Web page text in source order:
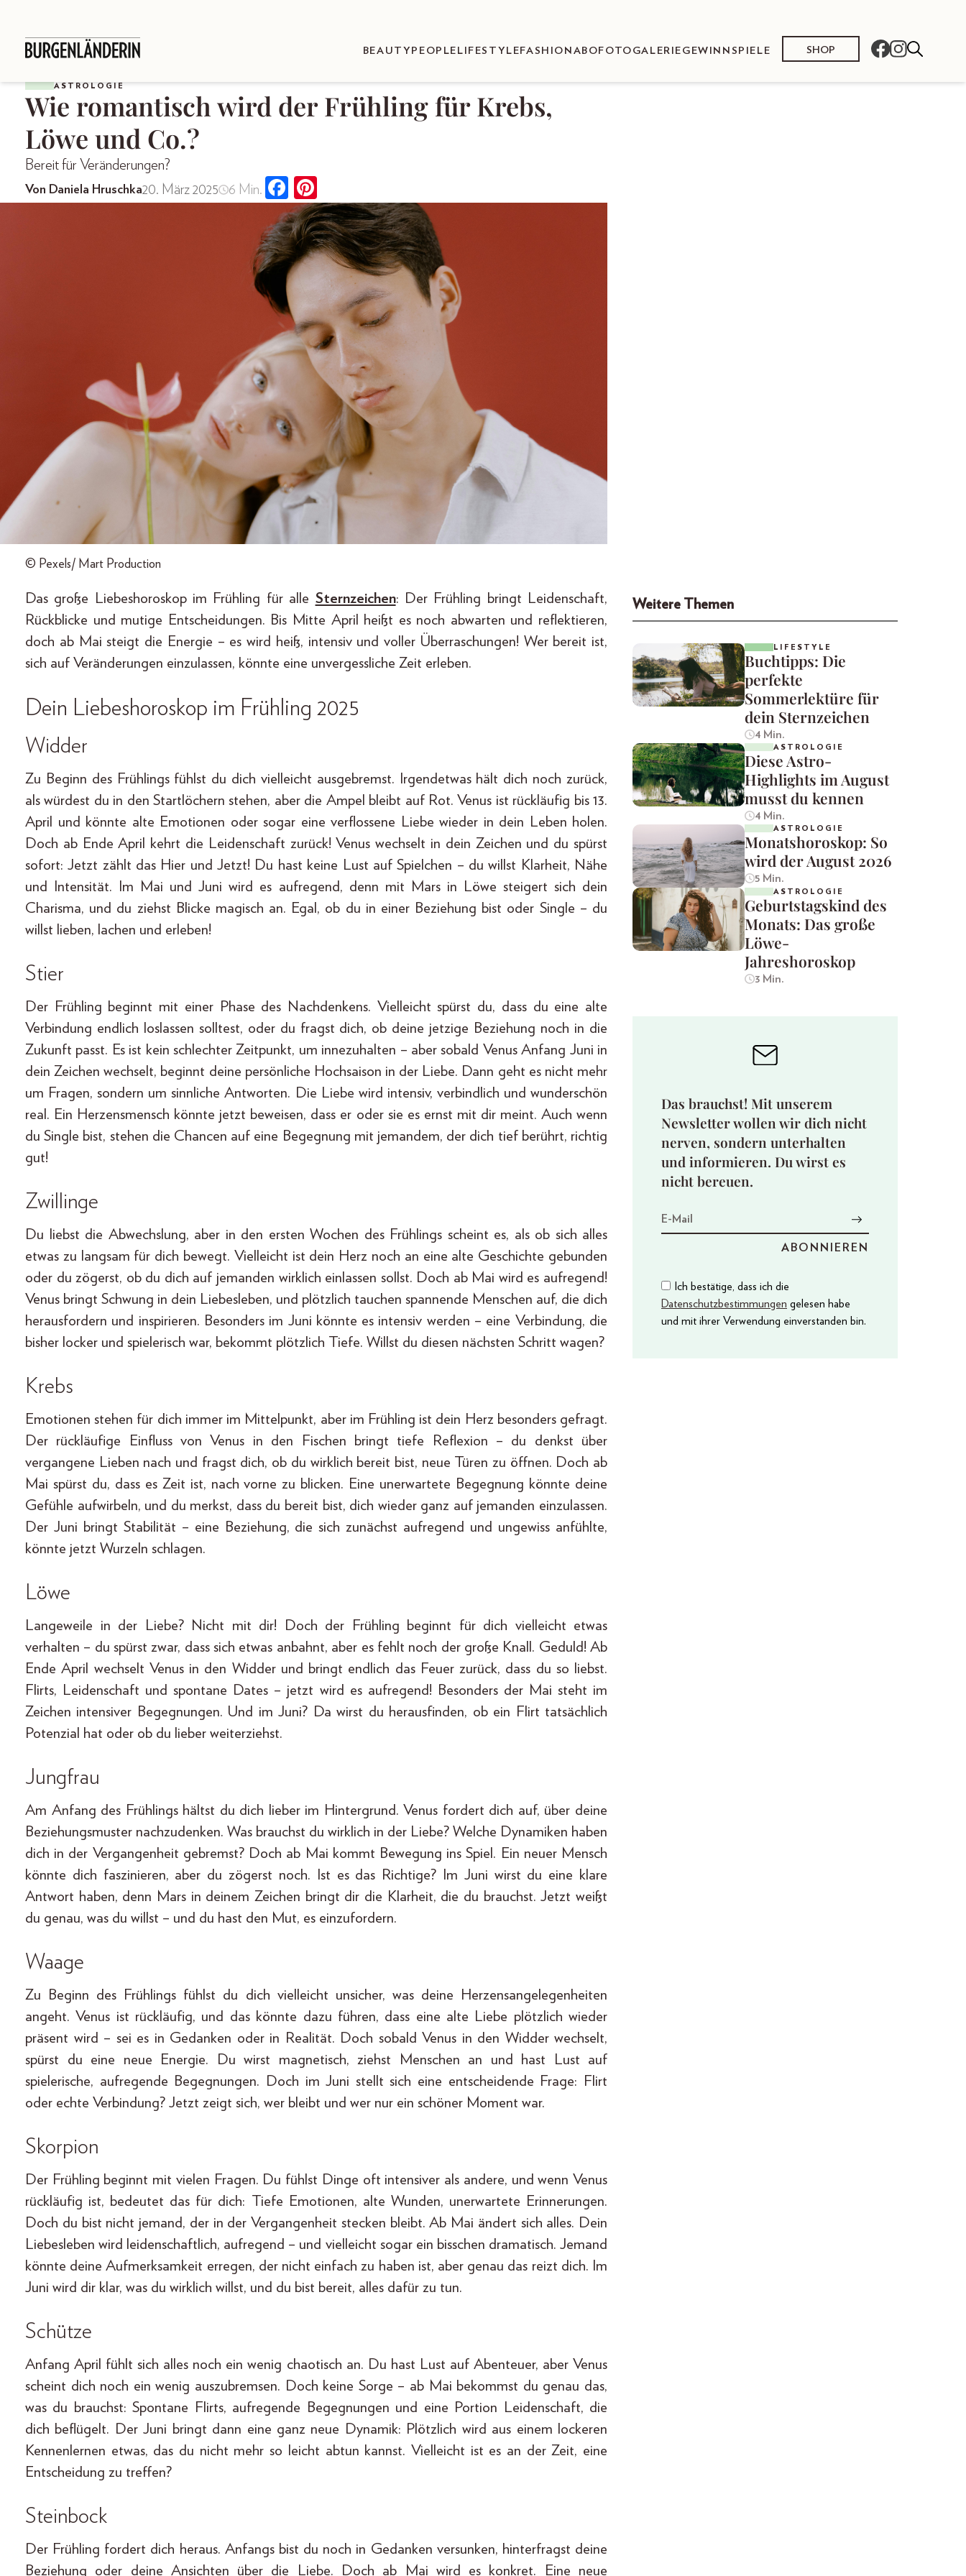
BEAUTY PEOPLE LIFESTYLEFASHION ABOFOTOGALERIE GEWINNSPIELE SHOP
ASTROLOGIE
Wie romantisch wird der Frühling für Krebs,
Löwe und Co.?
Bereit für Veränderungen?
Von Daniela Hruschka20. März 2025 6 Min.
© Pexels/ Mart Production
Das große Liebeshoroskop im Frühling für alle Sternzeichen: Der Frühling bringt Leidenschaft,
Rückblicke und mutige Entscheidungen. Bis Mitte April heißt es noch abwarten und reflektieren,
doch ab Mai steigt die Energie – es wird heiß, intensiv und voller Überraschungen! Wer bereit ist,
sich auf Veränderungen einzulassen, könnte eine unvergessliche Zeit erleben.
Dein Liebeshoroskop im Frühling 2025
Widder
Zu Beginn des Frühlings fühlst du dich vielleicht ausgebremst. Irgendetwas hält dich noch zurück,
als würdest du in den Startlöchern stehen, aber die Ampel bleibt auf Rot. Venus ist rückläufig bis 13.
April und könnte alte Emotionen oder sogar eine verflossene Liebe wieder in dein Leben holen.
Doch ab Ende April kehrt die Leidenschaft zurück! Venus wechselt in dein Zeichen und du spürst
sofort: Jetzt zählt das Hier und Jetzt! Du hast keine Lust auf Spielchen – du willst Klarheit, Nähe
und Intensität. Im Mai und Juni wird es aufregend, denn mit Mars in Löwe steigert sich dein
Charisma, und du ziehst Blicke magisch an. Egal, ob du in einer Beziehung bist oder Single – du
willst lieben, lachen und erleben!
Stier
Der Frühling beginnt mit einer Phase des Nachdenkens. Vielleicht spürst du, dass du eine alte
Verbindung endlich loslassen solltest, oder du fragst dich, ob deine jetzige Beziehung noch in die
Zukunft passt. Es ist kein schlechter Zeitpunkt, um innezuhalten – aber sobald Venus Anfang Juni in
dein Zeichen wechselt, beginnt deine persönliche Hochsaison in der Liebe. Dann geht es nicht mehr
um Fragen, sondern um sinnliche Antworten. Die Liebe wird intensiv, verbindlich und wunderschön
real. Ein Herzensmensch könnte jetzt beweisen, dass er oder sie es ernst mit dir meint. Auch wenn
du Single bist, stehen die Chancen auf eine Begegnung mit jemandem, der dich tief berührt, richtig
gut!
Zwillinge
Du liebst die Abwechslung, aber in den ersten Wochen des Frühlings scheint es, als ob sich alles
etwas zu langsam für dich bewegt. Vielleicht ist dein Herz noch an eine alte Geschichte gebunden
oder du zögerst, ob du dich auf jemanden wirklich einlassen sollst. Doch ab Mai wird es aufregend!
Venus bringt Schwung in dein Liebesleben, und plötzlich tauchen spannende Menschen auf, die dich
herausfordern und inspirieren. Besonders im Juni könnte es intensiv werden – eine Verbindung, die
bisher locker und spielerisch war, bekommt plötzlich Tiefe. Willst du diesen nächsten Schritt wagen?
Krebs
Emotionen stehen für dich immer im Mittelpunkt, aber im Frühling ist dein Herz besonders gefragt.
Der rückläufige Einfluss von Venus in den Fischen bringt tiefe Reflexion – du denkst über
vergangene Lieben nach und fragst dich, ob du wirklich bereit bist, neue Türen zu öffnen. Doch ab
Mai spürst du, dass es Zeit ist, nach vorne zu blicken. Eine unerwartete Begegnung könnte deine
Gefühle aufwirbeln, und du merkst, dass du bereit bist, dich wieder ganz auf jemanden einzulassen.
Der Juni bringt Stabilität – eine Beziehung, die sich zunächst aufregend und ungewiss anfühlte,
könnte jetzt Wurzeln schlagen.
Löwe
Langeweile in der Liebe? Nicht mit dir! Doch der Frühling beginnt für dich vielleicht etwas
verhalten – du spürst zwar, dass sich etwas anbahnt, aber es fehlt noch der große Knall. Geduld! Ab
Ende April wechselt Venus in den Widder und bringt endlich das Feuer zurück, dass du so liebst.
Flirts, Leidenschaft und spontane Dates – jetzt wird es aufregend! Besonders der Mai steht im
Zeichen intensiver Begegnungen. Und im Juni? Da wirst du herausfinden, ob ein Flirt tatsächlich
Potenzial hat oder ob du lieber weiterziehst.
Jungfrau
Am Anfang des Frühlings hältst du dich lieber im Hintergrund. Venus fordert dich auf, über deine
Beziehungsmuster nachzudenken. Was brauchst du wirklich in der Liebe? Welche Dynamiken haben
dich in der Vergangenheit gebremst? Doch ab Mai kommt Bewegung ins Spiel. Ein neuer Mensch
könnte dich faszinieren, aber du zögerst noch. Ist es das Richtige? Im Juni wirst du eine klare
Antwort haben, denn Mars in deinem Zeichen bringt dir die Klarheit, die du brauchst. Jetzt weißt
du genau, was du willst – und du hast den Mut, es einzufordern.
Waage
Zu Beginn des Frühlings fühlst du dich vielleicht unsicher, was deine Herzensangelegenheiten
angeht. Venus ist rückläufig, und das könnte dazu führen, dass eine alte Liebe plötzlich wieder
präsent wird – sei es in Gedanken oder in Realität. Doch sobald Venus in den Widder wechselt,
spürst du eine neue Energie. Du wirst magnetisch, ziehst Menschen an und hast Lust auf
spielerische, aufregende Begegnungen. Doch im Juni stellt sich eine entscheidende Frage: Flirt
oder echte Verbindung? Jetzt zeigt sich, wer bleibt und wer nur ein schöner Moment war.
Skorpion
Der Frühling beginnt mit vielen Fragen. Du fühlst Dinge oft intensiver als andere, und wenn Venus
rückläufig ist, bedeutet das für dich: Tiefe Emotionen, alte Wunden, unerwartete Erinnerungen.
Doch du bist nicht jemand, der in der Vergangenheit stecken bleibt. Ab Mai ändert sich alles. Dein
Liebesleben wird leidenschaftlich, aufregend – und vielleicht sogar ein bisschen dramatisch. Jemand
könnte deine Aufmerksamkeit erregen, der nicht einfach zu haben ist, aber genau das reizt dich. Im
Juni wird dir klar, was du wirklich willst, und du bist bereit, alles dafür zu tun.
Schütze
Anfang April fühlt sich alles noch ein wenig chaotisch an. Du hast Lust auf Abenteuer, aber Venus
scheint dich noch ein wenig auszubremsen. Doch keine Sorge – ab Mai bekommst du genau das,
was du brauchst: Spontane Flirts, aufregende Begegnungen und eine Portion Leidenschaft, die
dich beflügelt. Der Juni bringt dann eine ganz neue Dynamik: Plötzlich wird aus einem lockeren
Kennenlernen etwas, das du nicht mehr so leicht abtun kannst. Vielleicht ist es an der Zeit, eine
Entscheidung zu treffen?
Steinbock
Der Frühling fordert dich heraus. Anfangs bist du noch in Gedanken versunken, hinterfragst deine
Beziehung oder deine Ansichten über die Liebe. Doch ab Mai wird es konkret. Eine neue
Weitere Themen
LIFESTYLE
Buchtipps: Die
perfekte
Sommerlektüre für
dein Sternzeichen
4 Min.
ASTROLOGIE
Diese Astro-
Highlights im August
musst du kennen
4 Min.
ASTROLOGIE
Monatshoroskop: So
wird der August 2026
5 Min.
ASTROLOGIE
Geburtstagskind des
Monats: Das große
Löwe-
Jahreshoroskop
3 Min.
Das brauchst! Mit unserem
Newsletter wollen wir dich nicht
nerven, sondern unterhalten
und informieren. Du wirst es
nicht bereuen.
Ich bestätige, dass ich die
Datenschutzbestimmungen gelesen habe
und mit ihrer Verwendung einverstanden bin.